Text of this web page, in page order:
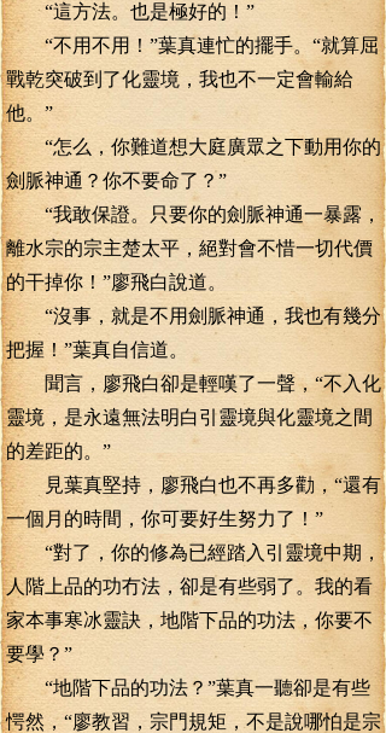
“這方法。也是極好的！”
“不用不用！”葉真連忙的擺手。“就算屈
戰乾突破到了化靈境，我也不一定會輸給
他。”
“怎么，你難道想大庭廣眾之下動用你的
劍脈神通？你不要命了？”
“我敢保證。只要你的劍脈神通一暴露，
離水宗的宗主楚太平，絕對會不惜一切代價
的干掉你！”廖飛白說道。
“沒事，就是不用劍脈神通，我也有幾分
把握！”葉真自信道。
聞言，廖飛白卻是輕嘆了一聲，“不入化
靈境，是永遠無法明白引靈境與化靈境之間
的差距的。”
見葉真堅持，廖飛白也不再多勸，“還有
一個月的時間，你可要好生努力了！”
“對了，你的修為已經踏入引靈境中期，
人階上品的功冇法，卻是有些弱了。我的看
家本事寒冰靈訣，地階下品的功法，你要不
要學？”
“地階下品的功法？”葉真一聽卻是有些
愕然，“廖教習，宗門規矩，不是說哪怕是宗